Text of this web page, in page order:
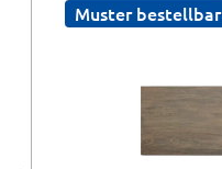
Muster bestellbar